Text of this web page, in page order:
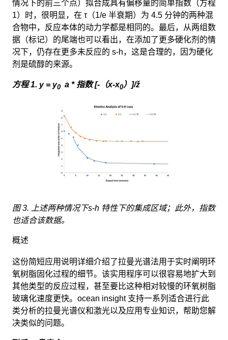
情况下的前三个点）拟合成具有偏移量的简单指数（方程
1）时，很明显，在 τ（1/e 半衰期）为 4.5 分钟的两种混
合物中，反应本体的动力学都是相同的。最后，从两组数
据（标记）的尾端也可以看出，在添加了更多硬化剂的情
况下，仍存在更多未反应的 s-h，这是合理的，因为硬化
剂是硫醇的来源。
方程 1. y = y0 a * 指数 [-（x-x0）]/ž
图 3. 上述两种情况下s-h 特性下的集成区域；此外，指数
也适合该数据。
概述
这份简短应用说明详细介绍了拉曼光谱法用于实时阐明环
氧树脂固化过程的细节。该实用程序可以很容易地扩大到
其他类型的反应过程，甚至要比这种相对较慢的环氧树脂
玻璃化速度更快。ocean insight 支持一系列适合进行此
类分析的拉曼光谱仪和激光以及应用专业知识，帮助您解
决类似的问题。